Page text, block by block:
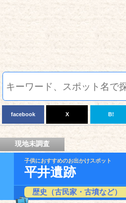
facebook X B!
現地未調査
子供におすすめのお出かけスポット
平井遺跡
歴史（古民家・古墳など）